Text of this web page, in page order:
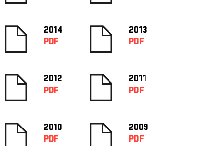
2014
PDF
2013
PDF
2012
PDF
2011
PDF
2010
PDF
2009
PDF